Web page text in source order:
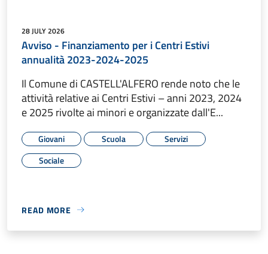
28 JULY 2026
Avviso - Finanziamento per i Centri Estivi
annualità 2023-2024-2025
Il Comune di CASTELL'ALFERO rende noto che le
attività relative ai Centri Estivi – anni 2023, 2024
e 2025 rivolte ai minori e organizzate dall'E...
Giovani Scuola
Servizi
Sociale
READ MORE